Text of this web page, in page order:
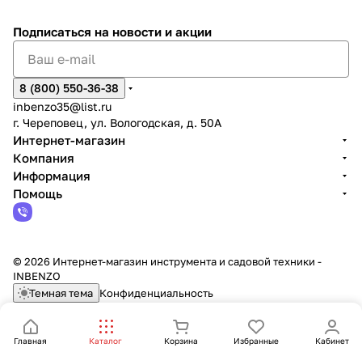
Главная Каталог Корзина Избранные Кабинет
Подписаться на новости и акции
8 (800) 550-36-38
inbenzo35@list.ru
г. Череповец, ул. Вологодская, д. 50А
Интернет-магазин
Компания
Информация
Помощь
© 2026 Интернет-магазин инструмента и садовой техники -
INBENZO
Темная тема Конфиденциальность